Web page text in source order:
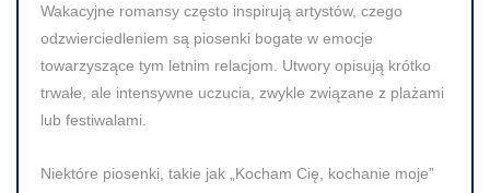
Wakacyjne romansy często inspirują artystów, czego
odzwierciedleniem są piosenki bogate w emocje
towarzyszące tym letnim relacjom. Utwory opisują krótko
trwałe, ale intensywne uczucia, zwykle związane z plażami
lub festiwalami.
Niektóre piosenki, takie jak „Kocham Cię, kochanie moje”